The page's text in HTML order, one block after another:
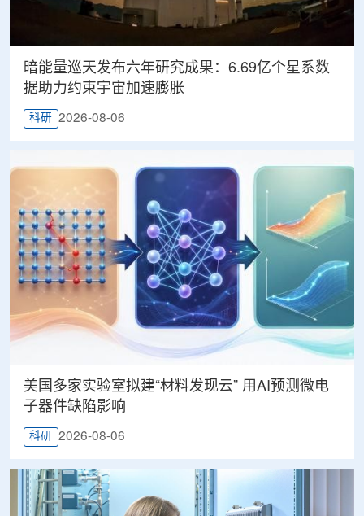
暗能量巡天发布六年研究成果：6.69亿个星系数
据助力约束宇宙加速膨胀
科研 2026-08-06
美国多家实验室拟建“材料发现云” 用AI预测微电
子器件缺陷影响
科研 2026-08-06